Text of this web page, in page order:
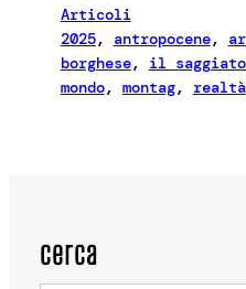
Articoli
2025, antropocene,
borghese, il
mondo, montag, realtà
cerca